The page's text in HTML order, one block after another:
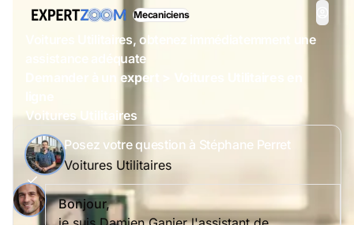
Mecaniciens
Voitures Utilitaires, obtenez immédiatemment une
assistance adéquate
Demander à un expert > Voitures Utilitaires en
Voitures Utilitaires
Posez votre question à Stéphane Perret
Voitures Utilitaires
Bonjour,